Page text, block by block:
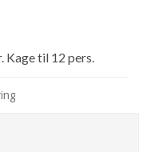
til 12 pers.